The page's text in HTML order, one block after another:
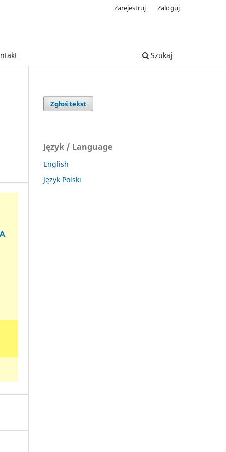
Szukaj
Zarejestruj Zaloguj
Zgłoś tekst
Język / Language
English
Język Polski